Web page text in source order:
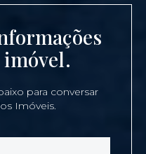
imóvel.
para conversar
Imóveis.